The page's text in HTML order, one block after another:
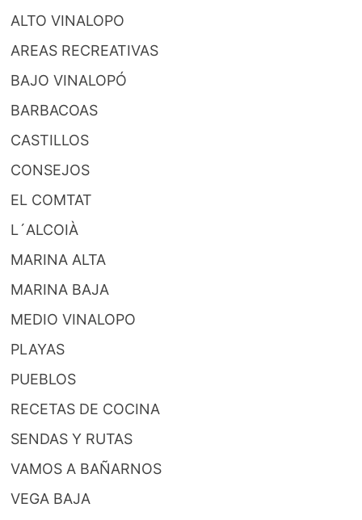
ALTO VINALOPO
AREAS RECREATIVAS
BAJO VINALOPÓ
BARBACOAS
CASTILLOS
CONSEJOS
EL COMTAT
L´ALCOIÀ
MARINA ALTA
MARINA BAJA
MEDIO VINALOPO
PLAYAS
PUEBLOS
RECETAS DE COCINA
SENDAS Y RUTAS
VAMOS A BAÑARNOS
VEGA BAJA